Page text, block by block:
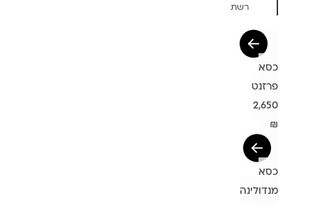
רשת
כסא
פרזנט
2,650
₪
כסא
מנדולינה